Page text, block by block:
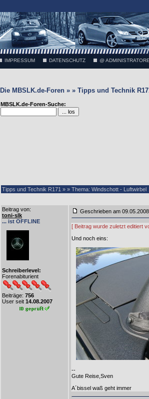
IMPRESSUM DATENSCHUTZ @
Die MBSLK.de-Foren » » Tipps und Technik
MBSLK.de-Foren-Suche:
Tipps und Technik R171 » » Thema: Windschott - Luftwirbel
Beitrag von:
toni-slk
... ist OFFLINE
Schreiberlevel:
Forenabiturient
Beiträge: 756
User seit 14.08.2007
Geschrieben am
[ Beitrag wurde zuletzt editiert
Und noch eins:
--
Gute Reise,Sven
A´bissel waß geht immer